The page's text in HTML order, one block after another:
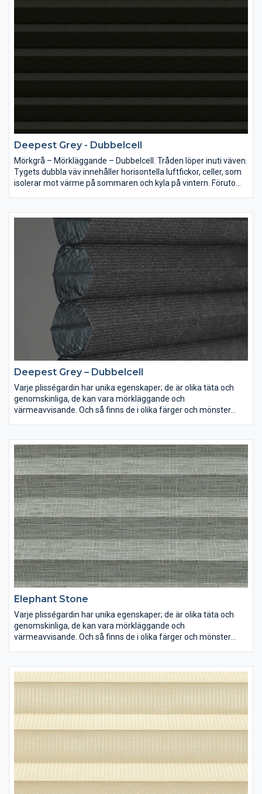
Deepest Grey - Dubbelcell
Mörkgrå – Mörkläggande – Dubbelcell. Tråden löper inuti väven.
Tygets dubbla väv innehåller horisontella luftfickor, celler, som
isolerar mot värme på sommaren och kyla på vintern. Förutom
Deepest Grey – Dubbelcell
Varje plisségardin har unika egenskaper; de är olika täta och
genomskinliga, de kan vara mörkläggande och
värmeavvisande. Och så finns de i olika färger och mönster
Elephant Stone
Varje plisségardin har unika egenskaper; de är olika täta och
genomskinliga, de kan vara mörkläggande och
värmeavvisande. Och så finns de i olika färger och mönster